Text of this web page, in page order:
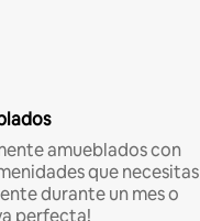
amueblados con
que necesitas
durante un mes o
perfecta!